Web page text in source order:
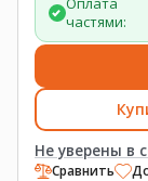
частями:
Не уверены в
Сравнить